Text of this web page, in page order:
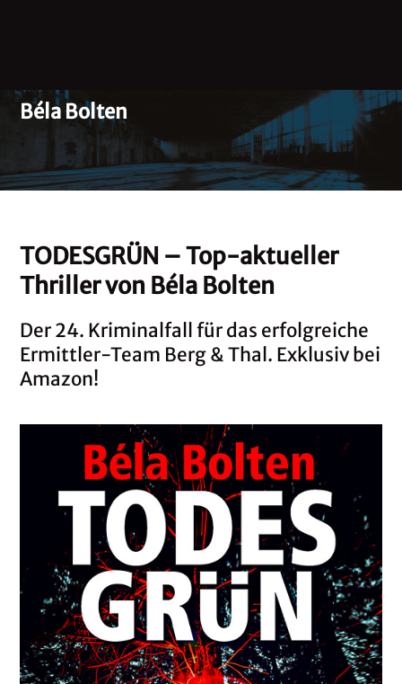
Béla Bolten
TODESGRÜN – Top-aktueller
Thriller von Béla Bolten
Der 24. Kriminalfall für das erfolgreiche
Ermittler-Team Berg & Thal. Exklusiv bei
Amazon!